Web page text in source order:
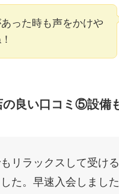
った時も声をかけや
の良い口コミ⑤設備
リラックスして受け
た。早速入会しました